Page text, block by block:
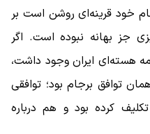
خود قرینه‌ای روشن است بر
جز بهانه نبوده است. اگر
هسته‌ای ایران وجود داشت،
توافق برجام بود؛ توافقی
کرده بود و هم درباره